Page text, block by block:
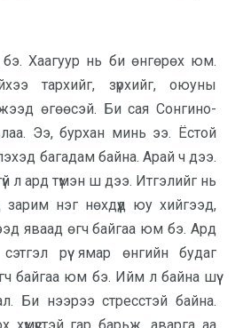
Хаагуур нь би өнгөрөх юм.
тар­хийг, зүрхийг, оюуны
өгөөсэй. Би сая Сонгино­
Ээ, бурхан минь ээ. Ёстой
багадам байна. Арай ч дээ.
л ард түмэн ш дээ. Итгэ­лийг нь
нэг нөхдүүд юу хийгээд,
яваад өгч байгаа юм бэ. Ард
сэтгэл рүү ямар өнгийн будаг
байгаа юм бэ. Ийм л байна шүү
Би нээрээ стресстэй байна.